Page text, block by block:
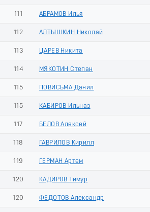
111 АБРАМОВ Илья
112 АЛТЫШКИН Николай
113 ЦАРЕВ Никита
114 МЯКОТИН Степан
115 ПОВИСЬМА Данил
115 КАБИРОВ Ильназ
117 БЕЛОВ Алексей
118 ГАВРИЛОВ Кирилл
119 ГЕРМАН Артем
120 КАДИРОВ Тимур
120 ФЕДОТОВ Александр